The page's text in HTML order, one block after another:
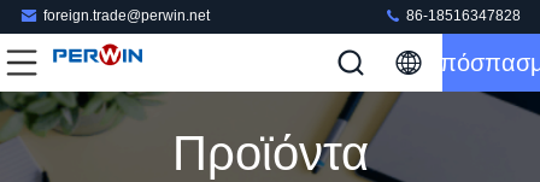
foreign.trade@perwin.net 86-18516347828
Προϊόντα